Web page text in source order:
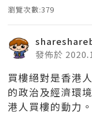
瀏覽次數:379
發佈於
買樓絕對是香港
的政治及經濟環
港人買樓的動力。